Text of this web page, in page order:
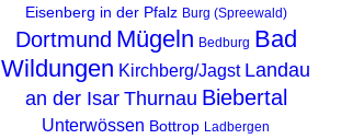
Eisenberg in der Pfalz Burg (Spreewald)
Dortmund Mügeln Bedburg Bad
Wildungen Kirchberg/Jagst Landau
an der Isar Thurnau Biebertal
Unterwössen Bottrop Ladbergen